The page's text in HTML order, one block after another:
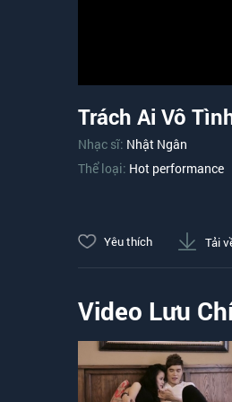
Trách Ai Vô
Nhạc sĩ: Nhật Ngân
Thể loại: Hot performance
Yêu thích Tải
Video Lưu